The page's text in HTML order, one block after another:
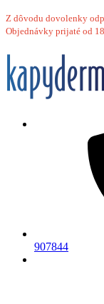
Z dôvodu dovolenky
Objednávky prijaté od
907844